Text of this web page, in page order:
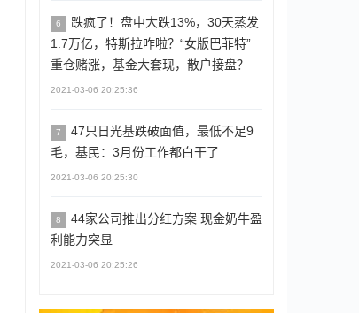
6
跌疯了！盘中大跌13%，30天蒸发
1.7万亿，特斯拉咋啦？“女版巴菲特”
重仓赌涨，基金大套现，散户接盘？
2021-03-06 20:25:36
7
47只日光基跌破面值，最低不足9
毛，基民：3月份工作都白干了
2021-03-06 20:25:30
8
44家公司推出分红方案 现金奶牛盈
利能力突显
2021-03-06 20:25:26